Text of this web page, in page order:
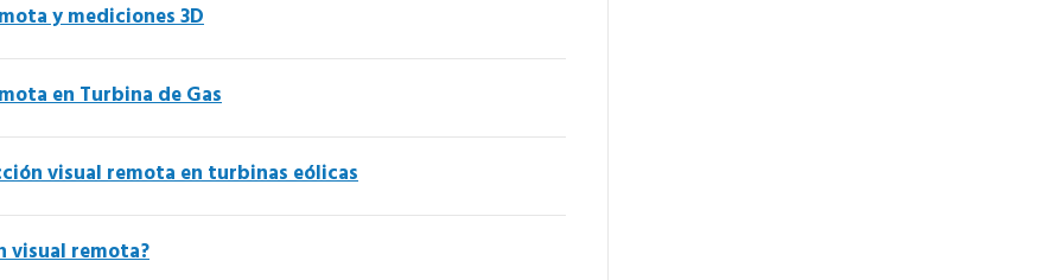
y mediciones 3D
en Turbina de Gas
visual remota en turbinas eólicas
visual remota?